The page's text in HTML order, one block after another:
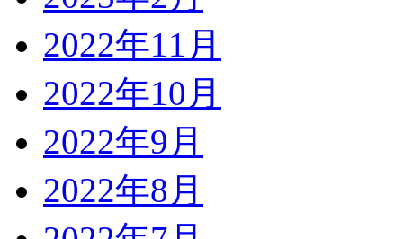
2022年11月
2022年10月
2022年9月
2022年8月